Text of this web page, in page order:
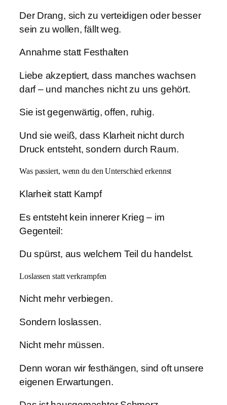
Der Drang, sich zu verteidigen oder besser
sein zu wollen, fällt weg.
Annahme statt Festhalten
Liebe akzeptiert, dass manches wachsen
darf – und manches nicht zu uns gehört.
Sie ist gegenwärtig, offen, ruhig.
Und sie weiß, dass Klarheit nicht durch
Druck entsteht, sondern durch Raum.
Was passiert, wenn du den Unterschied erkennst
Klarheit statt Kampf
Es entsteht kein innerer Krieg – im
Gegenteil:
Du spürst, aus welchem Teil du handelst.
Loslassen statt verkrampfen
Nicht mehr verbiegen.
Sondern loslassen.
Nicht mehr müssen.
Denn woran wir festhängen, sind oft unsere
eigenen Erwartungen.